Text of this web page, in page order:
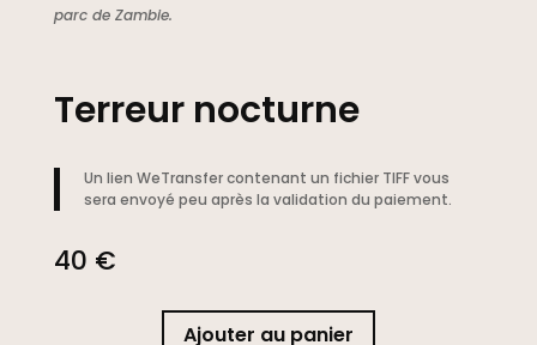
parc de Zambie.
Terreur nocturne
Un lien WeTransfer contenant un fichier TIFF vous
sera envoyé peu après la validation du paiement.
40 €
Ajouter au panier